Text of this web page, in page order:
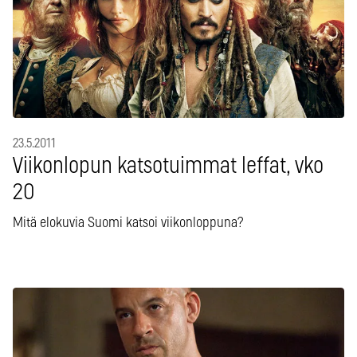
23.5.2011
Viikonlopun katsotuimmat leffat, vko
20
Mitä elokuvia Suomi katsoi viikonloppuna?